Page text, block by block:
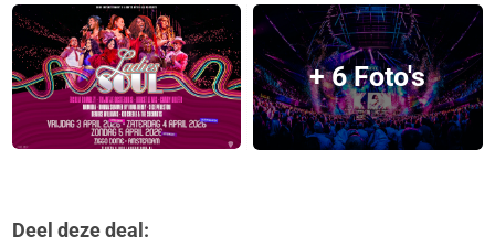
+ 6 Foto's
Deel deze deal: